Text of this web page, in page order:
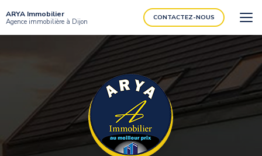
au
contenu
principal
ARYA Immobilier
Agence immobilière à Dijon CONTACTEZ-NOUS